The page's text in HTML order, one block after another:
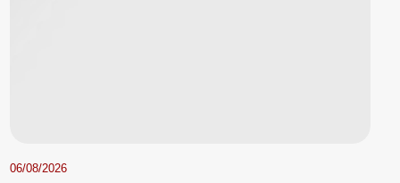
06/08/2026